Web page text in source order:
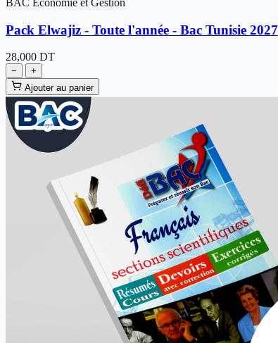
BAC Économie et Gestion
Pack Elwajiz - Toute l'année - Bac Tunisie 2027
28,000 DT
−
+
Ajouter au panier